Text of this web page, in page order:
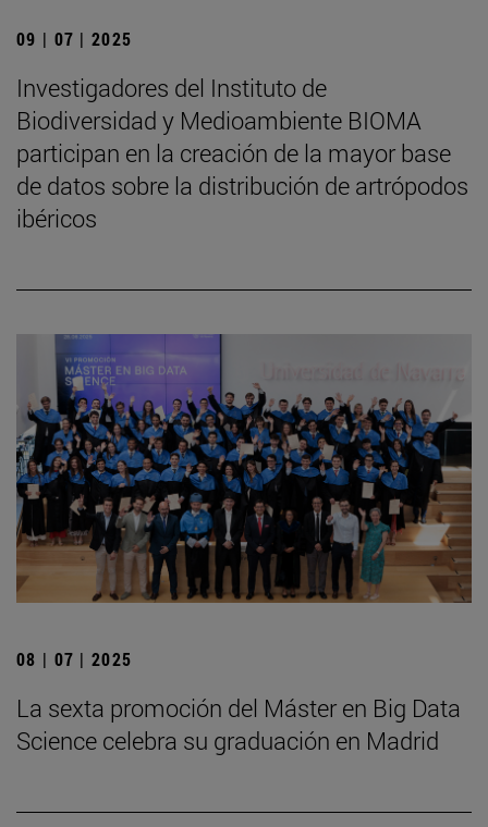
09 | 07 | 2025
Investigadores del Instituto de
Biodiversidad y Medioambiente BIOMA
participan en la creación de la mayor base
de datos sobre la distribución de artrópodos
ibéricos
08 | 07 | 2025
La sexta promoción del Máster en Big Data
Science celebra su graduación en Madrid